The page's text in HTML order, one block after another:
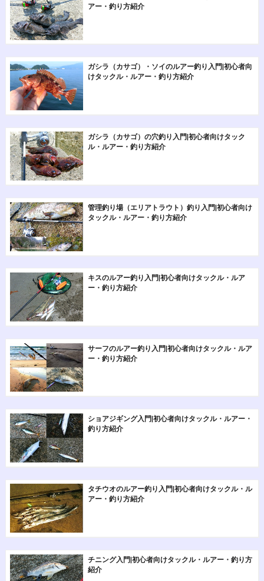
アー・釣り方紹介
ガシラ（カサゴ）・ソイのルアー釣り入門|初心者向
けタックル・ルアー・釣り方紹介
ガシラ（カサゴ）の穴釣り入門|初心者向けタック
ル・ルアー・釣り方紹介
管理釣り場（エリアトラウト）釣り入門|初心者向け
タックル・ルアー・釣り方紹介
キスのルアー釣り入門|初心者向けタックル・ルア
ー・釣り方紹介
サーフのルアー釣り入門|初心者向けタックル・ルア
ー・釣り方紹介
ショアジギング入門|初心者向けタックル・ルアー・
釣り方紹介
タチウオのルアー釣り入門|初心者向けタックル・ル
アー・釣り方紹介
チニング入門|初心者向けタックル・ルアー・釣り方
紹介